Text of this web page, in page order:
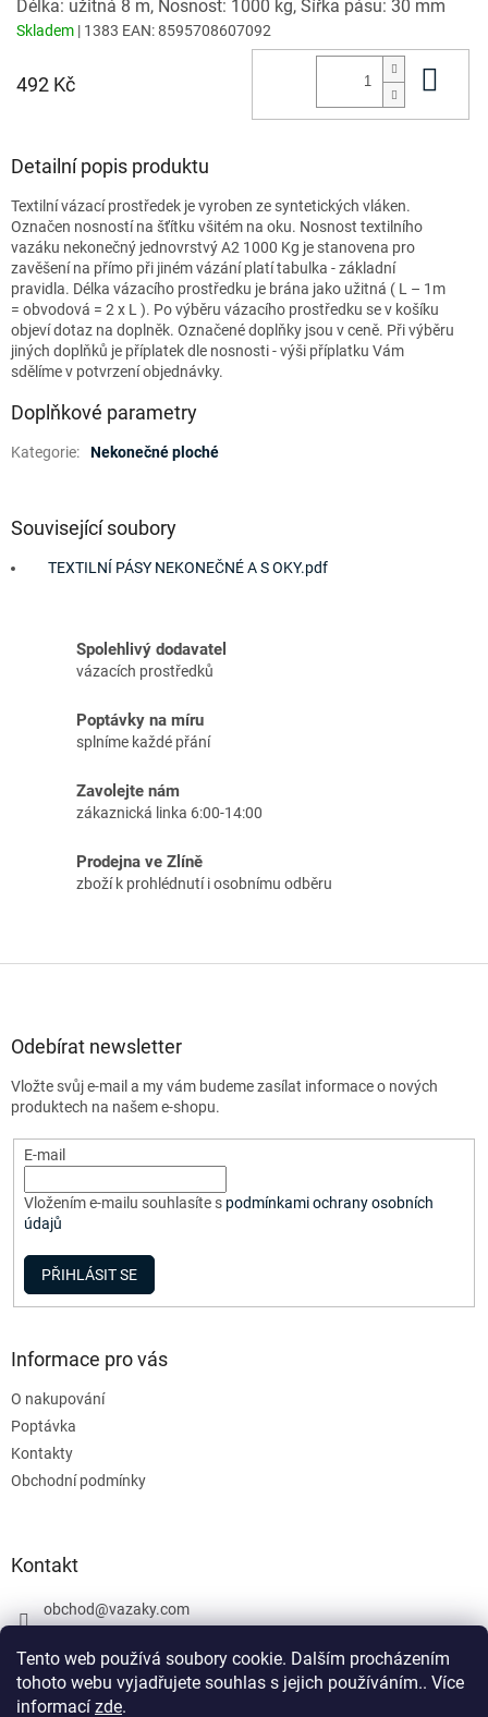
Tento web používá soubory cookie. Dalším procházením
tohoto webu vyjadřujete souhlas s jejich používáním.. Více
informací zde.
Délka: užitná 8 m, Nosnost: 1000 kg, Šířka pásu: 30 mm
Skladem | 1383 EAN:8595708607092
492 Kč
Detailní popis produktu
Textilní vázací prostředek je vyroben ze syntetických vláken.
Označen nosností na šťítku všitém na oku. Nosnost textilního
vazáku nekonečný jednovrstvý A2 1000 Kg je stanovena pro
zavěšení na přímo při jiném vázání platí tabulka - základní
pravidla. Délka vázacího prostředku je brána jako užitná ( L – 1m
= obvodová = 2 x L ). Po výběru vázacího prostředku se v košíku
objeví dotaz na doplněk. Označené doplňky jsou v ceně. Při výběru
jiných doplňků je příplatek dle nosnosti - výši příplatku Vám
sdělíme v potvrzení objednávky.
Doplňkové parametry
Kategorie: Nekonečné ploché
Související soubory
TEXTILNÍ PÁSY NEKONEČNÉ A S OKY.pdf
Spolehlivý dodavatel
vázacích prostředků
Poptávky na míru
splníme každé přání
Zavolejte nám
zákaznická linka 6:00-14:00
Prodejna ve Zlíně
zboží k prohlédnutí i osobnímu odběru
Odebírat newsletter
Vložte svůj e-mail a my vám budeme zasílat informace o nových
produktech na našem e-shopu.
E-mail
Vložením e-mailu souhlasíte s podmínkami ochrany osobních
údajů
PŘIHLÁSIT SE
Informace pro vás
O nakupování
Poptávka
Kontakty
Obchodní podmínky
Kontakt
obchod@vazaky.com